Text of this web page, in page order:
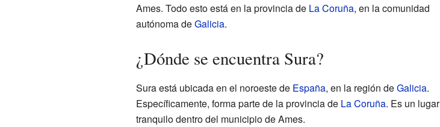
Ames. Todo esto está en la provincia de La Coruña, en la comunidad
autónoma deGalicia.
¿Dónde se encuentra Sura?
Sura está ubicada en el noroeste de España, en la región deGalicia.
Específicamente, forma parte de la provincia de La Coruña. Es un lugar
tranquilo dentro del municipio de Ames.